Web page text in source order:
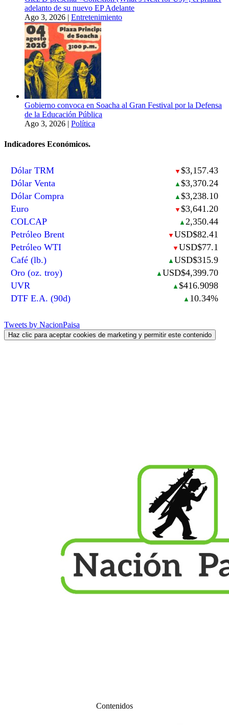
adelanto de su nuevo EP Adelante
Ago 3, 2026 | Entretenimiento
Gobierno convoca en Soacha al Gran Festival por la Defensa
de la Educación Pública
Ago 3, 2026 | Política
Indicadores Económicos.
Dólar TRM ▼ $3,157.43
Dólar Venta
▲ $3,370.24
Dólar Compra
▲ $3,238.10
Euro
▼ $3,641.20
COLCAP
▲ 2,350.44
Petróleo Brent
▼ USD$82.41
Petróleo WTI
▼ USD$77.1
Café (lb.)
▲ USD$315.9
Oro (oz. troy)
▲ USD$4,399.70
UVR
▲ $416.9098
DTF E.A. (90d)
▲ 10.34%
Tweets by NacionPaisa
Haz clic para aceptar cookies de marketing y permitir este contenido
Contenidos